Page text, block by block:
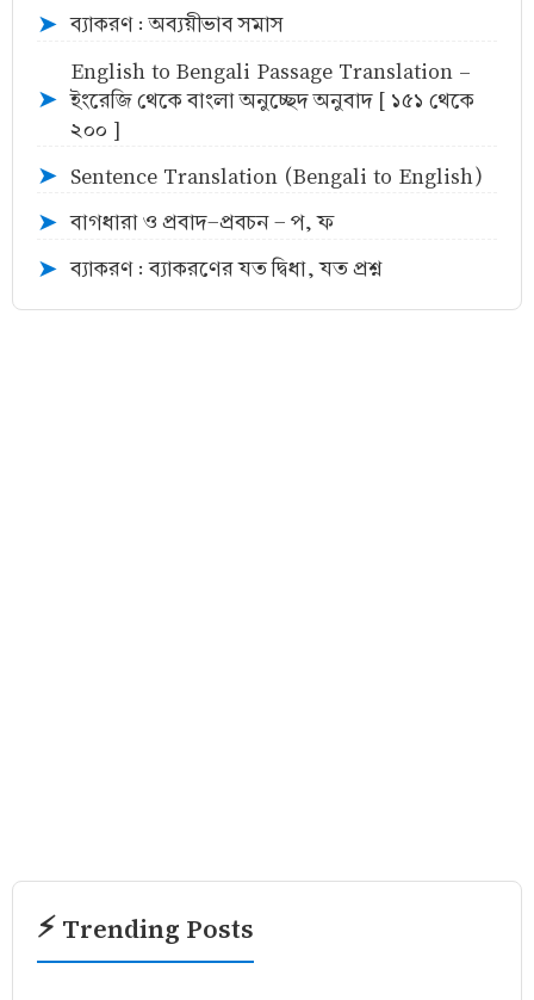
➤ ব্যাকরণ : অব্যয়ীভাব সমাস
➤
English to Bengali Passage Translation -
ইংরেজি থেকে বাংলা অনুচ্ছেদ অনুবাদ [ ১৫১ থেকে
২০০ ]
➤ Sentence Translation (Bengali to English)
➤ বাগধারা ও প্রবাদ-প্রবচন - প, ফ
➤ ব্যাকরণ : ব্যাকরণের যত দ্বিধা, যত প্রশ্ন
⚡ Trending Posts